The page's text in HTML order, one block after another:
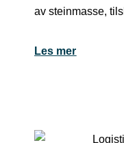
av steinmasse,
Les mer